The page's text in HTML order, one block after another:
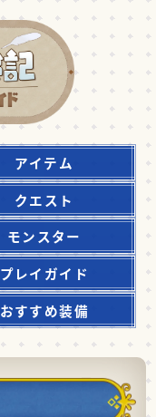
アイテム
クエスト
モンスター
プレイガイド
おすすめ装備